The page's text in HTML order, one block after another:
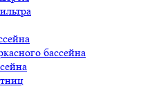
бассейна